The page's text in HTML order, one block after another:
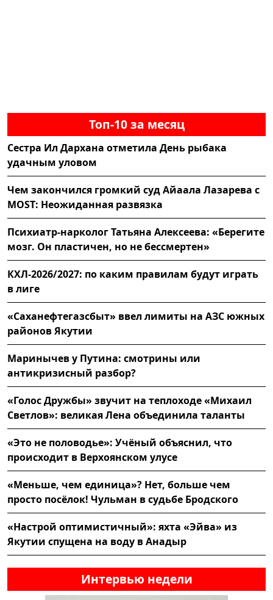
Топ-10 за месяц
Сестра Ил Дархана отметила День рыбака
удачным уловом
Чем закончился громкий суд Айаала Лазарева с
MOST: Неожиданная развязка
Психиатр-нарколог Татьяна Алексеева: «Берегите
мозг. Он пластичен, но не бессмертен»
КХЛ-2026/2027: по каким правилам будут играть
в лиге
«Саханефтегазсбыт» ввел лимиты на АЗС южных
районов Якутии
Маринычев у Путина: смотрины или
антикризисный разбор?
«Голос Дружбы» звучит на теплоходе «Михаил
Светлов»: великая Лена объединила таланты
«Это не половодье»: Учёный объяснил, что
происходит в Верхоянском улусе
«Меньше, чем единица»? Нет, больше чем
просто посёлок! Чульман в судьбе Бродского
«Настрой оптимистичный»: яхта «Эйва» из
Якутии спущена на воду в Анадыр
Интервью недели